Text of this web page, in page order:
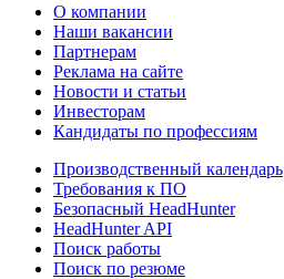
О компании
Наши вакансии
Партнерам
Реклама на сайте
Новости и статьи
Инвесторам
Кандидаты по профессиям
Производственный календарь
Требования к ПО
Безопасный HeadHunter
HeadHunter API
Поиск работы
Поиск по резюме